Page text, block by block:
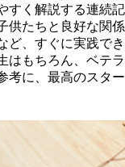
すく解説する連続記
供たちと良好な関係
ど、すぐに実践でき
はもちろん、ベテラ
考に、最高のスター